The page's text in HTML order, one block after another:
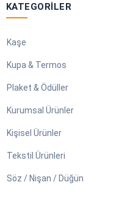
KATEGORILER
Kaşe
Kupa & Termos
Plaket & Ödüller
Kurumsal Ürünler
Kişisel Ürünler
Tekstil Ürünleri
Söz / Nişan / Düğün